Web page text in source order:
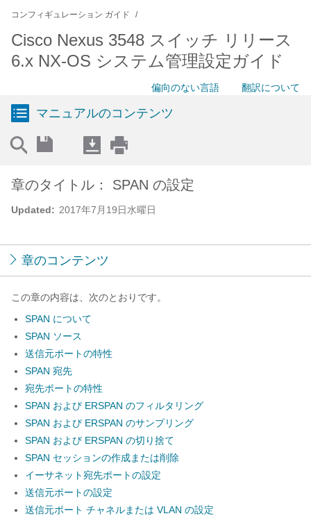
コンフィギュレーション ガイド
Cisco Nexus 3548 スイッチ リリース
6.x NX-OS システム管理設定ガイド
偏向のない言語 翻訳について
マニュアルのコンテンツ
Updated: 2017年7月19日水曜日
章のタイトル： SPAN の設定
章のコンテンツ
この章の内容は、次のとおりです。
SPAN について
SPAN ソース
送信元ポートの特性
SPAN 宛先
宛先ポートの特性
SPAN および ERSPAN のフィルタリング
SPAN および ERSPAN のサンプリング
SPAN および ERSPAN の切り捨て
SPAN セッションの作成または削除
イーサネット宛先ポートの設定
送信元ポートの設定
送信元ポート チャネルまたは VLAN の設定